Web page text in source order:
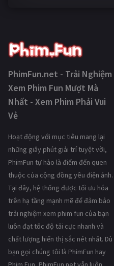
PhimFun.net - Trải Nghiệm
Xem Phim Fun Mượt Mà
Nhất - Xem Phim Phải Vui
Vẻ
Hoạt động với mục tiêu mang lại
những giây phút giải trí tuyệt vời,
PhimFun tự hào là điểm đến quen
thuộc của cộng đồng yêu điện ảnh.
Tại đây, hệ thống được tối ưu hóa
trên hạ tầng mạnh mẽ để đảm bảo
trải nghiệm xem phim fun của bạn
luôn đạt tốc độ tải cực nhanh và
chất lượng hiển thị sắc nét nhất. Dù
bạn gọi chúng tôi là PhimFun hay